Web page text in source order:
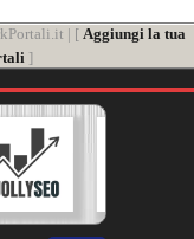
| [ Aggiungi la tua
]